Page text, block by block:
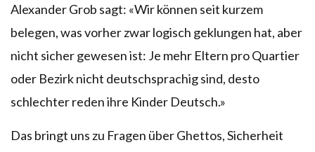
Alexander Grob sagt: «Wir können seit kurzem
belegen, was vorher zwar logisch geklungen hat, aber
nicht sicher gewesen ist: Je mehr Eltern pro Quartier
oder Bezirk nicht deutschsprachig sind, desto
schlechter reden ihre Kinder Deutsch.»
Das bringt uns zu Fragen über Ghettos, Sicherheit